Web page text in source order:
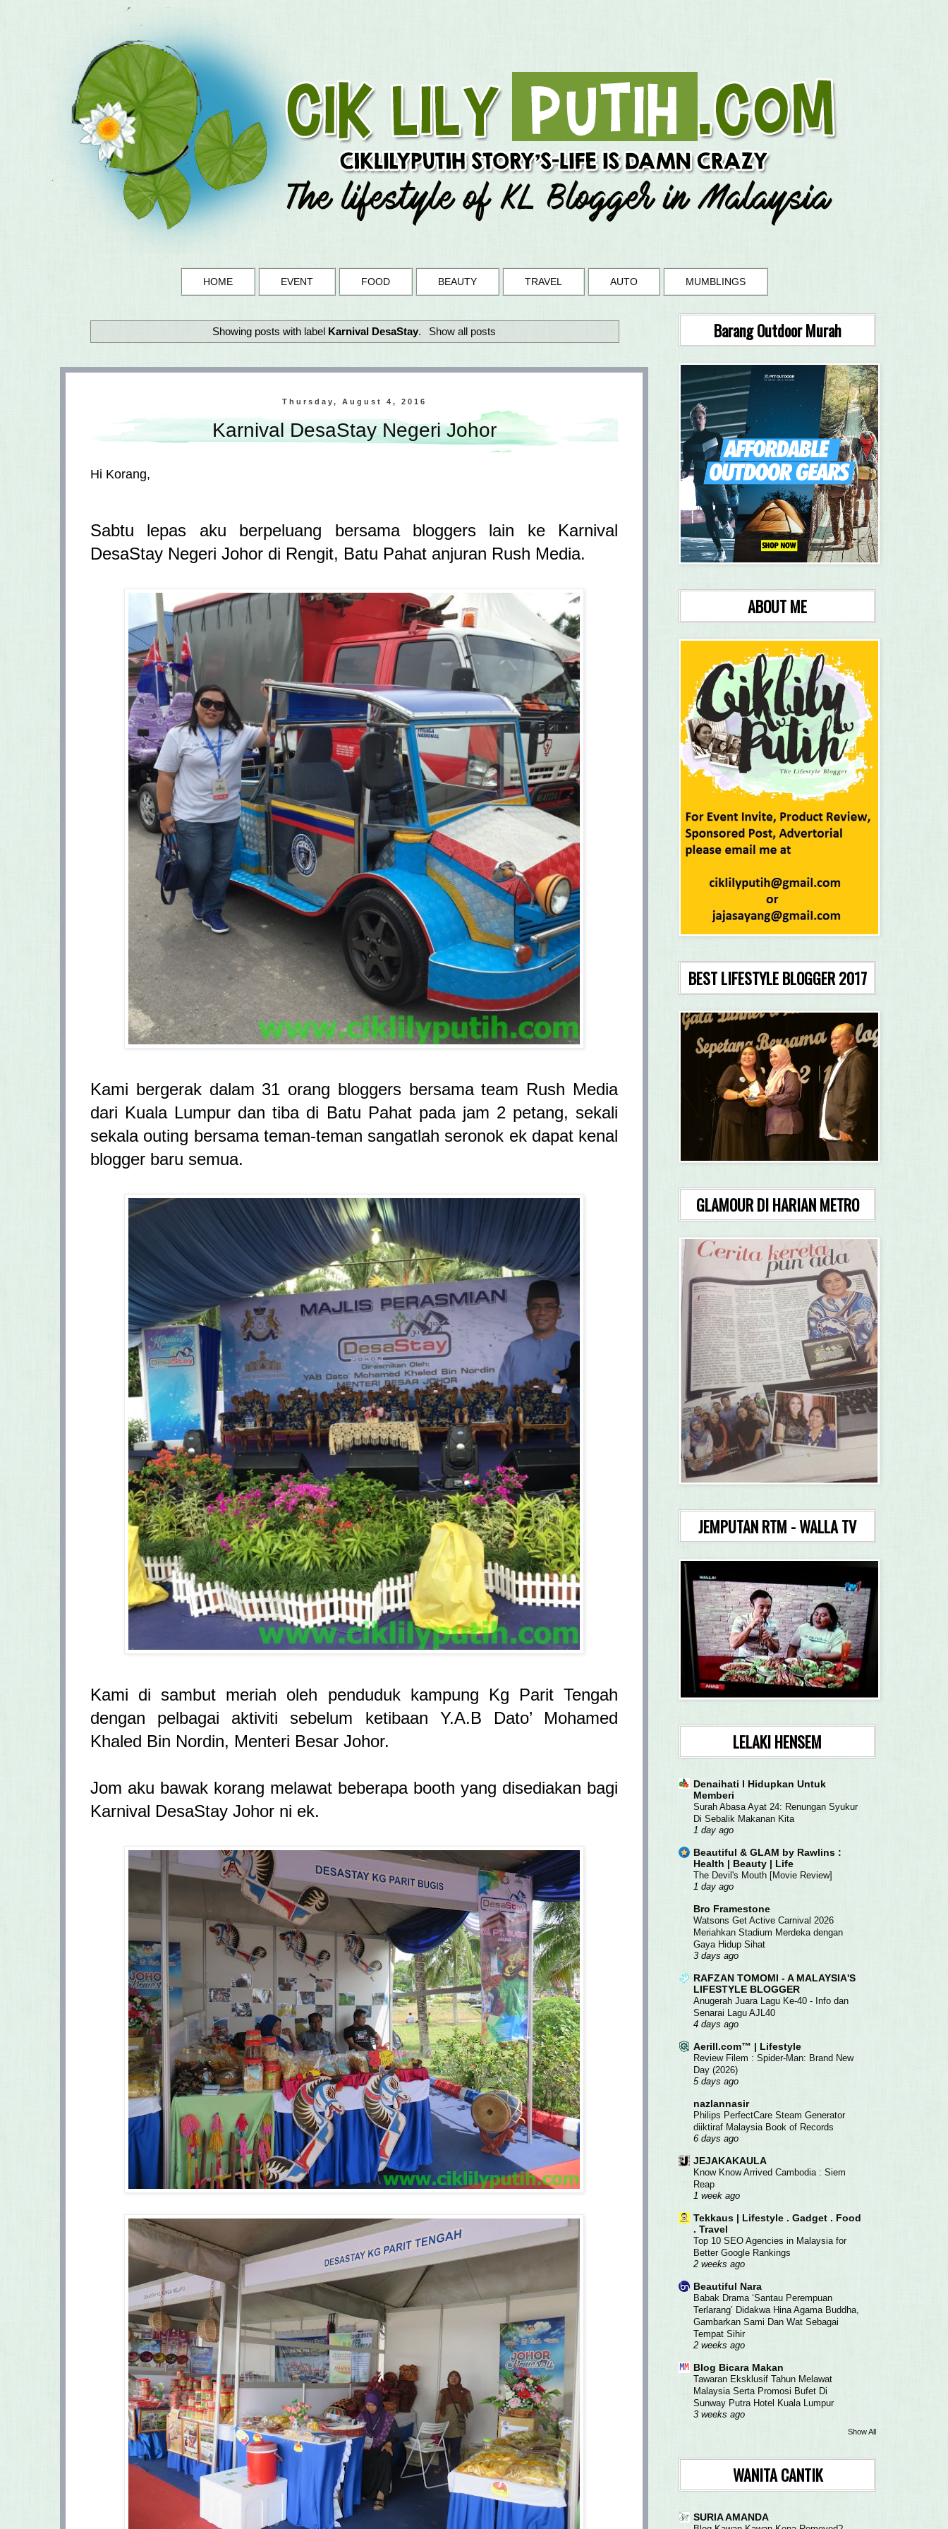
HOME EVENT FOOD BEAUTY TRAVEL AUTO MUMBLINGS
Showing posts with label Karnival DesaStay. Show all posts
Thursday, August 4, 2016
Karnival DesaStay Negeri Johor
Hi Korang,
Sabtu lepas aku berpeluang bersama bloggers lain ke Karnival
DesaStay Negeri Johor di Rengit, Batu Pahat anjuran Rush Media.
Kami bergerak dalam 31 orang bloggers bersama team Rush Media
dari Kuala Lumpur dan tiba di Batu Pahat pada jam 2 petang, sekali
sekala outing bersama teman-teman sangatlah seronok ek dapat kenal
blogger baru semua.
Kami di sambut meriah oleh penduduk kampung Kg Parit Tengah
dengan pelbagai aktiviti sebelum ketibaan Y.A.B Dato’ Mohamed
Khaled Bin Nordin, Menteri Besar Johor.
Jom aku bawak korang melawat beberapa booth yang disediakan bagi
Karnival DesaStay Johor ni ek.
Barang Outdoor Murah
ABOUT ME
BEST LIFESTYLE BLOGGER 2017
GLAMOUR DI HARIAN METRO
JEMPUTAN RTM - WALLA TV
LELAKI HENSEM
Denaihati l Hidupkan Untuk
Memberi
Surah Abasa Ayat 24: Renungan Syukur
Di Sebalik Makanan Kita
1 day ago
Beautiful & GLAM by Rawlins :
Health | Beauty | Life
The Devil's Mouth [Movie Review]
1 day ago
Bro Framestone
Watsons Get Active Carnival 2026
Meriahkan Stadium Merdeka dengan
Gaya Hidup Sihat
3 days ago
RAFZAN TOMOMI - A MALAYSIA'S
LIFESTYLE BLOGGER
Anugerah Juara Lagu Ke-40 - Info dan
Senarai Lagu AJL40
4 days ago
Aerill.com™ | Lifestyle
Review Filem : Spider-Man: Brand New
Day (2026)
5 days ago
nazlannasir
Philips PerfectCare Steam Generator
diiktiraf Malaysia Book of Records
6 days ago
JEJAKAKAULA
Know Know Arrived Cambodia : Siem
Reap
1 week ago
Tekkaus | Lifestyle . Gadget . Food
. Travel
Top 10 SEO Agencies in Malaysia for
Better Google Rankings
2 weeks ago
Beautiful Nara
Babak Drama ‘Santau Perempuan
Terlarang’ Didakwa Hina Agama Buddha,
Gambarkan Sami Dan Wat Sebagai
Tempat Sihir
2 weeks ago
Blog Bicara Makan
Tawaran Eksklusif Tahun Melawat
Malaysia Serta Promosi Bufet Di
Sunway Putra Hotel Kuala Lumpur
3 weeks ago
Show All
WANITA CANTIK
SURIA AMANDA